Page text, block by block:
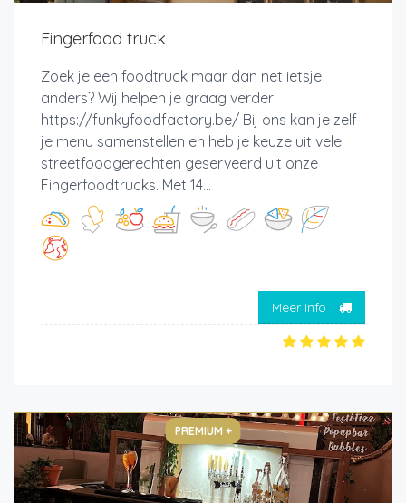
Fingerfood truck
Zoek je een foodtruck maar dan net ietsje
anders? Wij helpen je graag verder!
https://funkyfoodfactory.be/ Bij ons kan je zelf
je menu samenstellen en heb je keuze uit vele
streetfoodgerechten geserveerd uit onze
Fingerfoodtrucks. Met 14...
Meer info
PREMIUM +